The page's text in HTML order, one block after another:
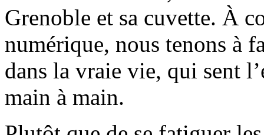
Grenoble et sa cuvette. À
numérique, nous tenons à
dans la vraie vie, qui sent
main à main.